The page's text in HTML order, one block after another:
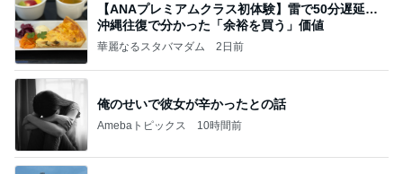
【ANAプレミアムクラス初体験】雷で50分遅延…
沖縄往復で分かった「余裕を買う」価値
華麗なるスタバマダム 2日前
俺のせいで彼女が辛かったとの話
Amebaトピックス 10時間前